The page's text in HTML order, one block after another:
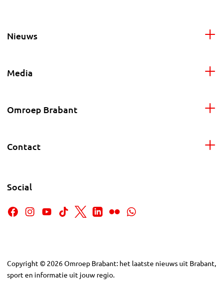
Nieuws
Media
Omroep Brabant
Contact
Social
Copyright © 2026Omroep Brabant: het laatste nieuws uit Brabant,
sport en informatie uit jouw regio.